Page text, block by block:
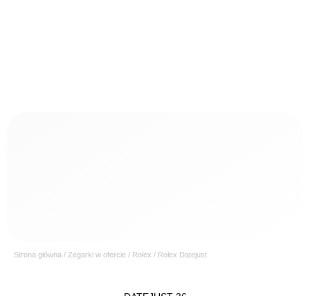
Strona główna / Zegarki w ofercie / Rolex / Rolex Datejust